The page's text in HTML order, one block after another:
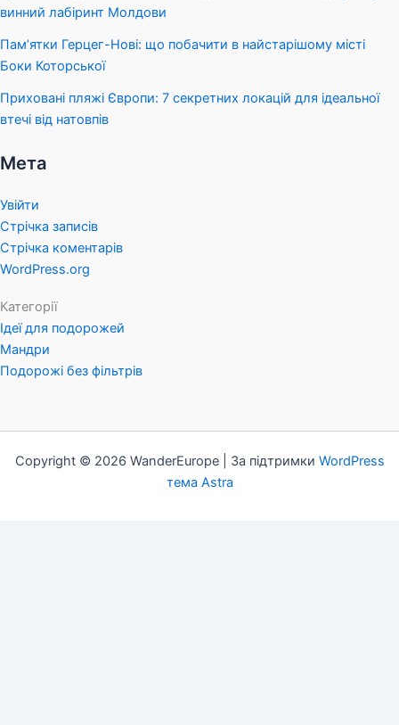
винний лабіринт Молдови
Пам’ятки Герцег-Нові: що побачити в найстарішому місті
Боки Которської
Приховані пляжі Європи: 7 секретних локацій для ідеальної
втечі від натовпів
Мета
Увійти
Стрічка записів
Стрічка коментарів
WordPress.org
Категорії
Ідеї для подорожей
Мандри
Подорожі без фільтрів
Copyright © 2026 WanderEurope | За підтримки WordPress
тема Astra